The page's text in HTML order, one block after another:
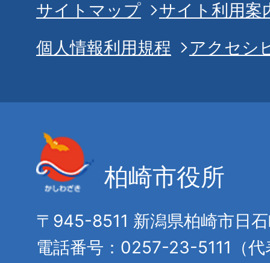
サイトマップ
サイト利用案
個人情報利用規程
アクセシ
柏崎市役所
〒945-8511 新潟県柏崎市日
電話番号：0257-23-5111（代